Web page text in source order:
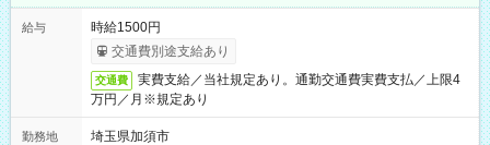
給与
時給1500円
交通費別途支給あり
交通費
実費支給／当社規定あり。通勤交通費実費支払／上限4
万円／月※規定あり
勤務地
埼玉県加須市